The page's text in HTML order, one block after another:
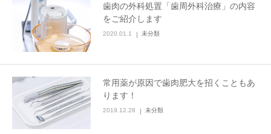
歯肉の外科処置「歯周外科治療」の内容
をご紹介します
2020.01.1 未分類
常用薬が原因で歯肉肥大を招くこともあ
ります！
2019.12.28 未分類